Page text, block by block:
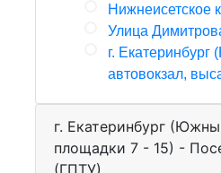
Нижнеисетское
Улица
г.
автовокзал,
г. Екатеринбург
площадки 7 - 15) -
(ГПТУ)